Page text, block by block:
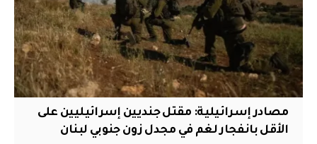
مصادر إسرائيلية: مقتل جنديين إسرائيليين على
الأقل بانفجار لغم في مجدل زون جنوبي لبنان